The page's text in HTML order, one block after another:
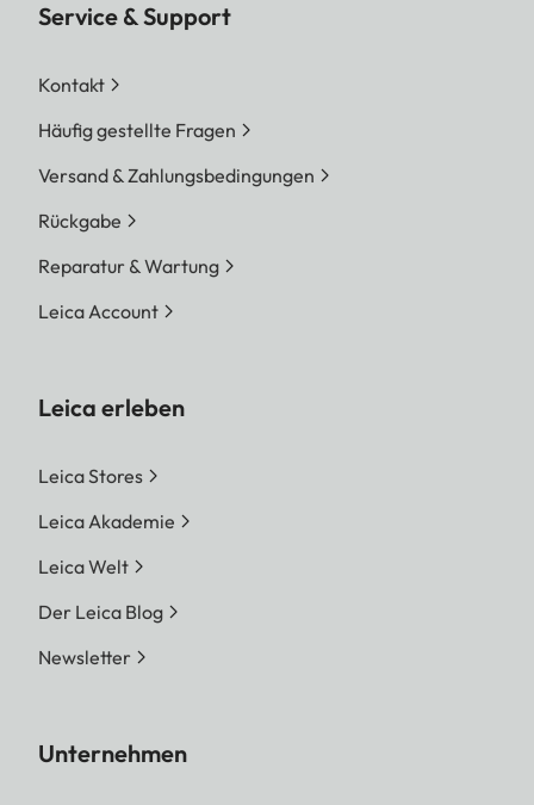
Service & Support
Kontakt
Häufig gestellte Fragen
Versand & Zahlungsbedingungen
Rückgabe
Reparatur & Wartung
Leica Account
Leica erleben
Leica Stores
Leica Akademie
Leica Welt
Der Leica Blog
Newsletter
Unternehmen